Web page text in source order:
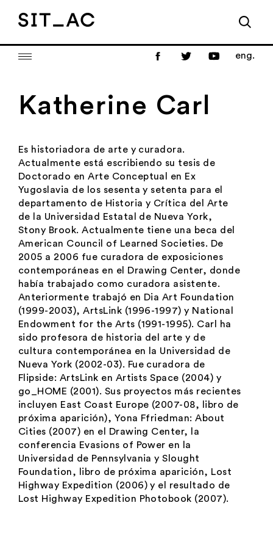
eng.
Katherine Carl
Es historiadora de arte y curadora.
Actualmente está escribiendo su tesis de
Doctorado en Arte Conceptual en Ex
Yugoslavia de los sesenta y setenta para el
departamento de Historia y Crítica del Arte
de la Universidad Estatal de Nueva York,
Stony Brook. Actualmente tiene una beca del
American Council of Learned Societies. De
2005 a 2006 fue curadora de exposiciones
contemporáneas en el Drawing Center, donde
había trabajado como curadora asistente.
Anteriormente trabajó en Dia Art Foundation
(1999-2003), ArtsLink (1996-1997) y National
Endowment for the Arts (1991-1995). Carl ha
sido profesora de historia del arte y de
cultura contemporánea en la Universidad de
Nueva York (2002-03). Fue curadora de
Flipside: ArtsLink en Artists Space (2004) y
go_HOME (2001). Sus proyectos más recientes
incluyen East Coast Europe (2007-08, libro de
próxima aparición), Yona Ffriedman: About
Cities (2007) en el Drawing Center, la
conferencia Evasions of Power en la
Universidad de Pennsylvania y Slought
Foundation, libro de próxima aparición, Lost
Highway Expedition (2006) y el resultado de
Lost Highway Expedition Photobook (2007).